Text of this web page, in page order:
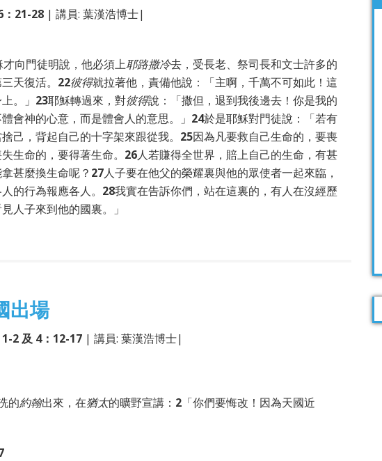
：21-28 | 講員: 葉漢浩博士|
向門徒明說，他必須上耶路撒冷去，受長老、祭司長和文士許多的
天復活。 22彼得就拉著他，責備他說：「主啊，千萬不可如此！這
。」 23耶穌轉過來，對彼得說：「撒但，退到我後邊去！你是我的
會神的心意，而是體會人的意思。」 24於是耶穌對門徒說：「若有
己，背起自己的十字架來跟從我。 25因為凡要救自己生命的，要喪
生命的，要得著生命。 26人若賺得全世界，賠上自己的生命，有甚
甚麼換生命呢？ 27人子要在他父的榮耀裏與他的眾使者一起來臨，
的行為報應各人。 28我實在告訴你們，站在這裏的，有人在沒經歷
人子來到他的國裏。」
出場
2 及 4：12-17 | 講員: 葉漢浩博士|
的約翰出來，在猶太的曠野宣講： 2 「你們要悔改！因為天國近